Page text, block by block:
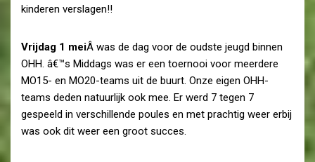
kinderen verslagen!!
Vrijdag 1 meiÂ was de dag voor de oudste jeugd binnen
OHH. â€™s Middags was er een toernooi voor meerdere
MO15- en MO20-teams uit de buurt. Onze eigen OHH-
teams deden natuurlijk ook mee. Er werd 7 tegen 7
gespeeld in verschillende poules en met prachtig weer erbij
was ook dit weer een groot succes.